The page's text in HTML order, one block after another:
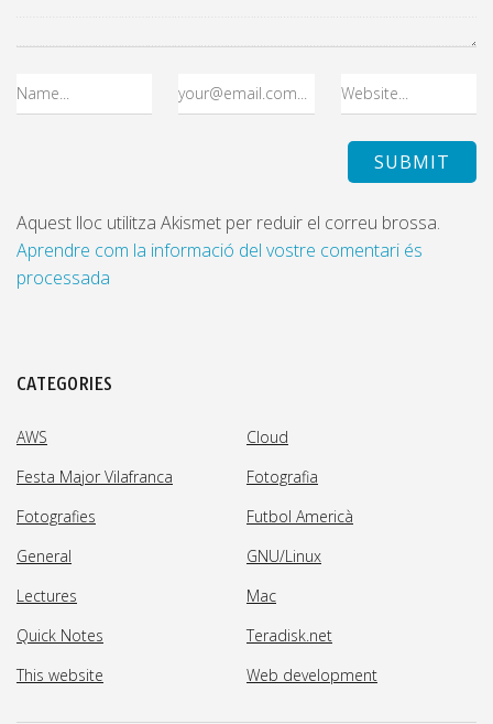
Aquest lloc utilitza Akismet per reduir el correu brossa.
Aprendre com la informació del vostre comentari és
processada
CATEGORIES
AWS
Cloud
Festa Major Vilafranca
Fotografia
Fotografies
Futbol Americà
General
GNU/Linux
Lectures
Mac
Quick Notes
Teradisk.net
This website
Web development